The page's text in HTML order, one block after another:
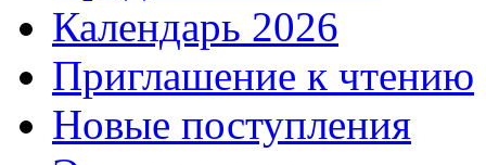
Календарь 2026
Приглашение к чтению
Новые поступления